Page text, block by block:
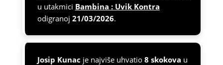
u utakmici Bambina : Uvik Kontra
odigranoj 21/03/2026.
Josip Kunac je najviše uhvatio 8 skokova u